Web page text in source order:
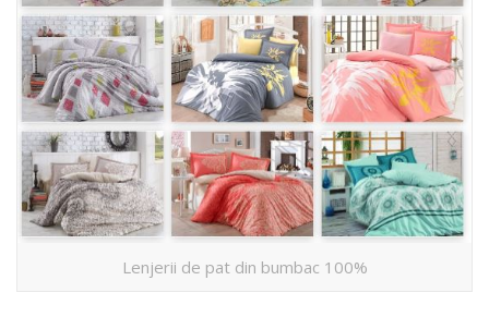
Lenjerii de pat din bumbac 100%